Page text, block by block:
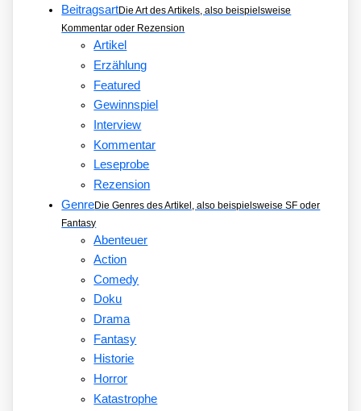
BeitragsartDie Art des Artikels, also beispielsweise
Kommentar oder Rezension
Artikel
Erzählung
Featured
Gewinnspiel
Interview
Kommentar
Leseprobe
Rezension
GenreDie Genres des Artikel, also beispielsweise SF oder
Fantasy
Abenteuer
Action
Comedy
Doku
Drama
Fantasy
Historie
Horror
Katastrophe